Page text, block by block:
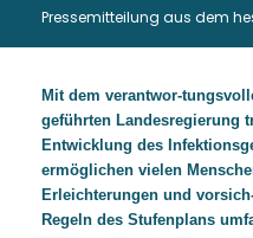
Pressemitteilung aus dem
Mit dem verantwor-
geführten Landesregierung
Entwicklung des
ermöglichen vielen
Erleichterungen und vorsich
Regeln des Stufenplans